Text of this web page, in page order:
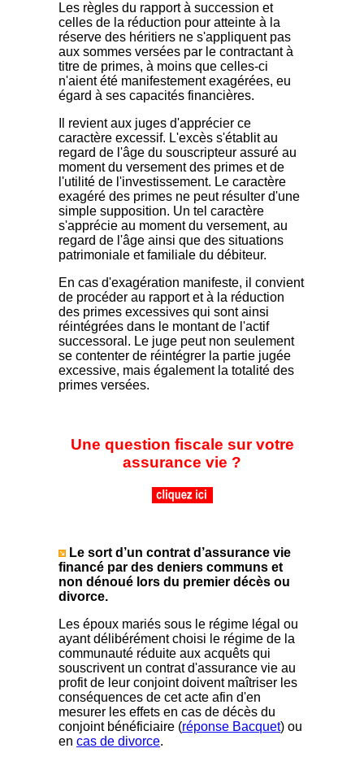
Les règles du rapport à succession et
celles de la réduction pour atteinte à la
réserve des héritiers ne s'appliquent pas
aux sommes versées par le contractant à
titre de primes, à moins que celles-ci
n'aient été manifestement exagérées, eu
égard à ses capacités financières.
Il revient aux juges d'apprécier ce
caractère excessif. L'excès s'établit au
regard de l'âge du souscripteur assuré au
moment du versement des primes et de
l'utilité de l'investissement. Le caractère
exagéré des primes ne peut résulter d'une
simple supposition. Un tel caractère
s'apprécie au moment du versement, au
regard de l'âge ainsi que des situations
patrimoniale et familiale du débiteur.
En cas d'exagération manifeste, il convient
de procéder au rapport et à la réduction
des primes excessives qui sont ainsi
réintégrées dans le montant de l'actif
successoral. Le juge peut non seulement
se contenter de réintégrer la partie jugée
excessive, mais également la totalité des
primes versées.
Une question fiscale sur votre
assurance vie ?
Le sort d’un contrat d’assurance vie
financé par des deniers communs et
non dénoué lors du premier décès ou
divorce.
Les époux mariés sous le régime légal ou
ayant délibérément choisi le régime de la
communauté réduite aux acquêts qui
souscrivent un contrat d'assurance vie au
profit de leur conjoint doivent maîtriser les
conséquences de cet acte afin d'en
mesurer les effets en cas de décès du
conjoint bénéficiaire (réponse Bacquet) ou
en cas de divorce.